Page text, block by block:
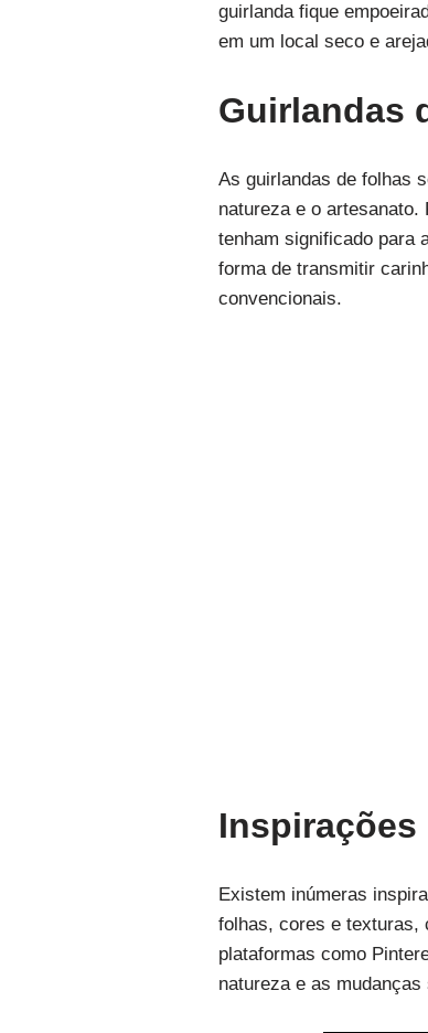
guirlanda fique
em um local seco e
Guirlandas
As guirlandas de folhas
natureza e o
tenham significado para
forma de transmitir
convencionais.
Inspirações
Existem inúmeras
folhas, cores e texturas,
plataformas como
natureza e as